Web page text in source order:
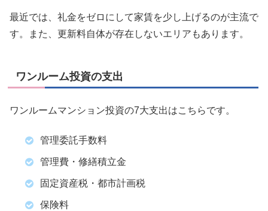
最近では、礼金をゼロにして家賃を少し上げるのが主流で
す。また、更新料自体が存在しないエリアもあります。
ワンルーム投資の支出
ワンルームマンション投資の7大支出はこちらです。
管理委託手数料
管理費・修繕積立金
固定資産税・都市計画税
保険料